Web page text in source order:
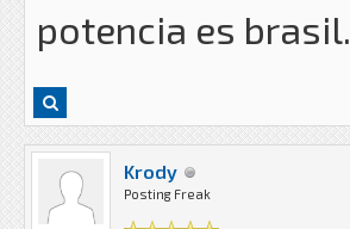
potencia es brasil.
Krody
Posting Freak